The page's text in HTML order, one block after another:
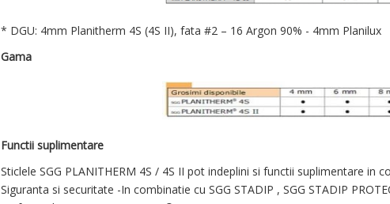
* DGU: 4mm Planitherm 4S (4S II), fata #2 – 16 Argon 90% - 4mm Planilux
Gama
Functii suplimentare
Sticlele SGG PLANITHERM 4S / 4S II pot indeplini si functii suplimentare in
Siguranta si securitate -In combinatie cu SGG STADIP , SGG STADIP